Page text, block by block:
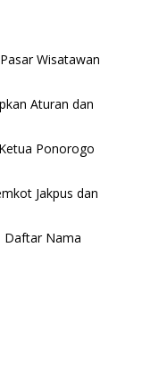
Wisatawan
Aturan dan
Ponorogo
Jakpus dan
Daftar Nama